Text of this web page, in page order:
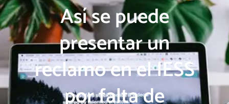
Así se puede
presentar un
reclamo en el IESS
por falta de